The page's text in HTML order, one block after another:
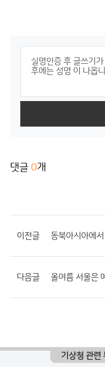
댓글 0개
이전글
다음글 올여름 서울은
기상청 관련